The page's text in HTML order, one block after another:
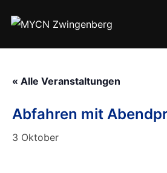
Inhalt
« Alle Veranstaltungen
Abfahren mit
3 Oktober